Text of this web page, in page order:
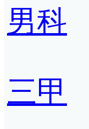
男科
三甲